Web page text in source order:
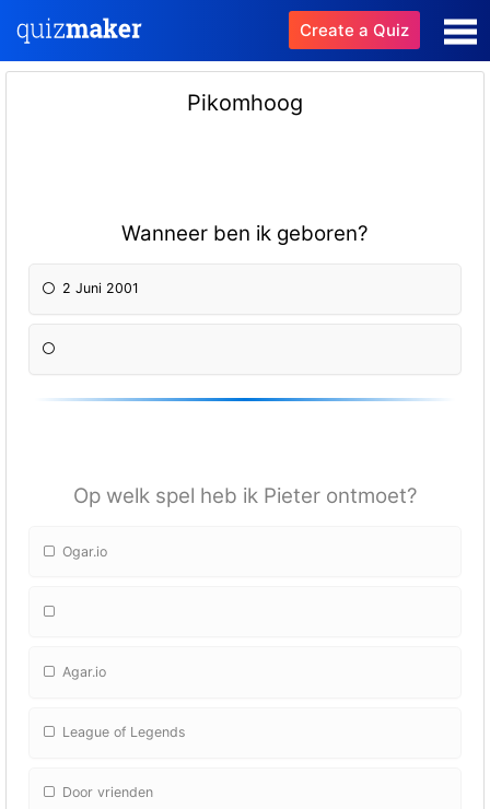
Create a Quiz
Pikomhoog
Wanneer ben ik geboren?
2 Juni 2001
Op welk spel heb ik Pieter ontmoet?
Ogar.io
Agar.io
League of Legends
Door vrienden